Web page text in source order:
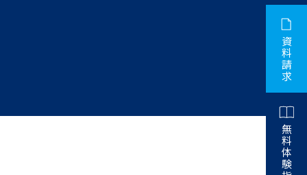
資
料
請
求
無
料
体
験